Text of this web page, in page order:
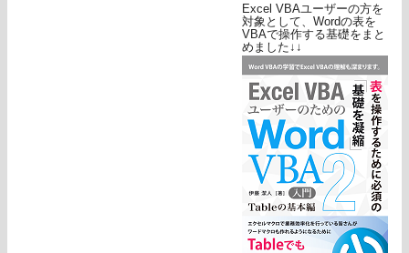
Excel VBAユーザーの方を
対象として、Wordの表を
VBAで操作する基礎をまと
めました↓↓